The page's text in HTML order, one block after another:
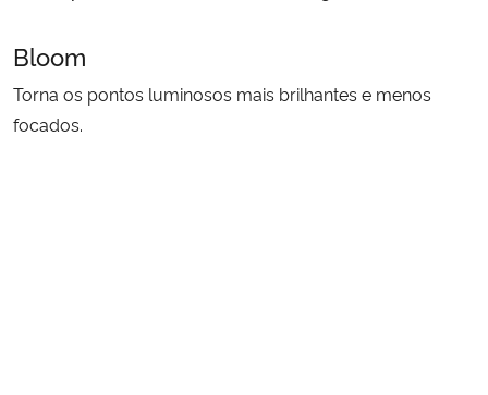
Bloom
Torna os pontos luminosos mais brilhantes e menos
focados.